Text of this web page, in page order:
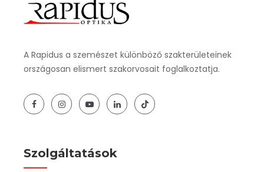
A Rapidus a szemészet különböző szakterületeinek
országosan elismert szakorvosait foglalkoztatja.
Szolgáltatások